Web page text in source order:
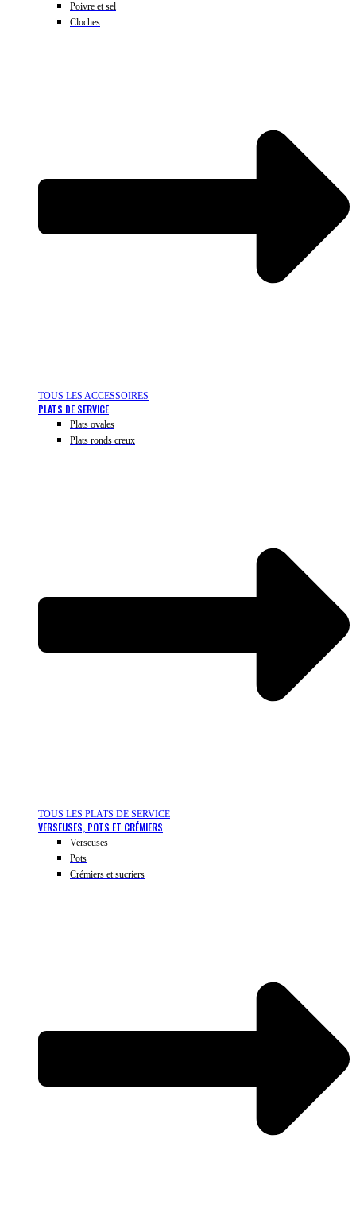
Poivre et sel
Cloches
TOUS LES ACCESSOIRES
PLATS DE SERVICE
Plats ovales
Plats ronds creux
TOUS LES PLATS DE SERVICE
VERSEUSES, POTS ET CRÉMIERS
Verseuses
Pots
Crémiers et sucriers